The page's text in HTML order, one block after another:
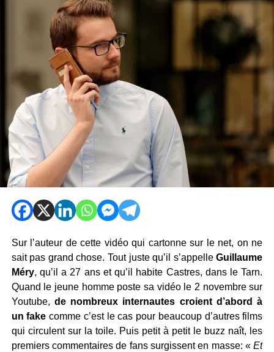
Sur l’auteur de cette vidéo qui cartonne sur le net, on ne
sait pas grand chose. Tout juste qu’il s’appelleGuillaume
Méry, qu’il a 27 ans et qu’il habite Castres, dans le Tarn.
Quand le jeune homme poste sa vidéo le 2 novembre sur
Youtube, de nombreux internautes croient d’abord à
un fake comme c’est le cas pour beaucoup d’autres films
qui circulent sur la toile. Puis petit à petit le buzz naît, les
premiers commentaires de fans surgissent en masse: «Et